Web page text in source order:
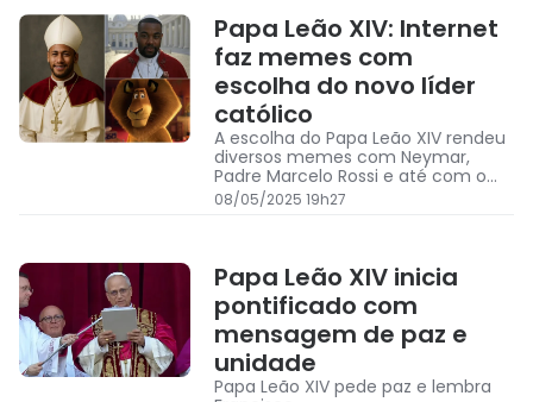
Papa Leão XIV: Internet
faz memes com
escolha do novo líder
católico
A escolha do Papa Leão XIV rendeu
diversos memes com Neymar,
Padre Marcelo Rossi e até com o
E.C Vitória
08/05/2025 19h27
Papa Leão XIV inicia
pontificado com
mensagem de paz e
unidade
Papa Leão XIV pede paz e lembra